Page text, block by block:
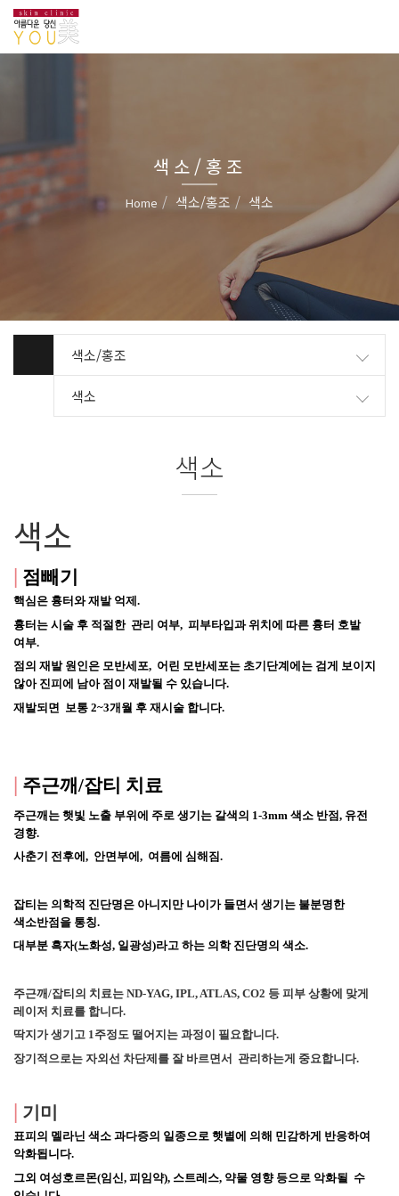
색소/홍조
Home 색소/홍조 색소
색소/홍조
색소
색소
색소
| 점빼기
핵심은 흉터와 재발 억제.
흉터는 시술 후 적절한  관리 여부,  피부타입과 위치에 따른 흉터 호발
여부.
점의 재발 원인은 모반세포,  어린 모반세포는 초기단계에는 검게 보이지
않아 진피에 남아 점이 재발될 수 있습니다.
재발되면  보통 2~3개월 후 재시술 합니다.
| 주근깨/잡티 치료
주근깨는 햇빛 노출 부위에 주로 생기는 갈색의 1-3mm 색소 반점, 유전
경향.
사춘기 전후에, 안면부에,  여름에 심해짐.
잡티는 의학적 진단명은 아니지만 나이가 들면서 생기는 불분명한
색소반점을 통칭.
대부분 흑자(노화성, 일광성)라고 하는 의학 진단명의 색소.
주근깨/잡티의 치료는 ND-YAG, IPL, ATLAS, CO2 등 피부 상황에 맞게
레이저 치료를 합니다.
딱지가 생기고 1주정도 떨어지는 과정이 필요합니다.
장기적으로는 자외선 차단제를 잘 바르면서  관리하는게 중요합니다.
기미
표피의 멜라닌 색소 과다증의 일종으로 햇볕에 의해 민감하게 반응하여
악화됩니다.
그외 여성호르몬(임신, 피임약), 스트레스, 약물 영향 등으로 악화될  수